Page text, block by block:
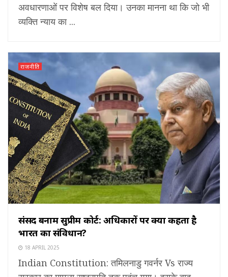
अवधारणाओं पर विशेष बल दिया। उनका मानना था कि जो भी
व्यक्ति न्याय का ...
राजनीति
संसद बनाम सुप्रीम कोर्ट: अधिकारों पर क्या कहता है
भारत का संविधान?
18 APRIL 2025
Indian Constitution: तमिलनाडु गवर्नर Vs राज्य